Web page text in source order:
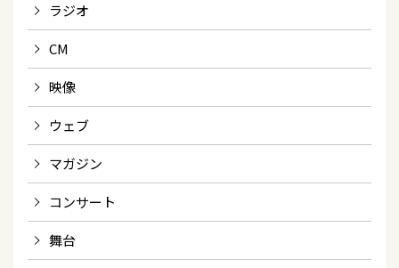
ラジオ
CM
映像
ウェブ
マガジン
コンサート
舞台